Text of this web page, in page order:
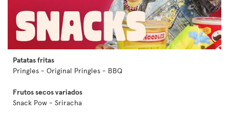
Patatas fritas
Pringles - Original Pringles - BBQ
Frutos secos variados
Snack Pow - Sriracha